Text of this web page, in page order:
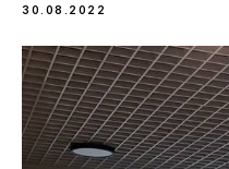
30.08.2022